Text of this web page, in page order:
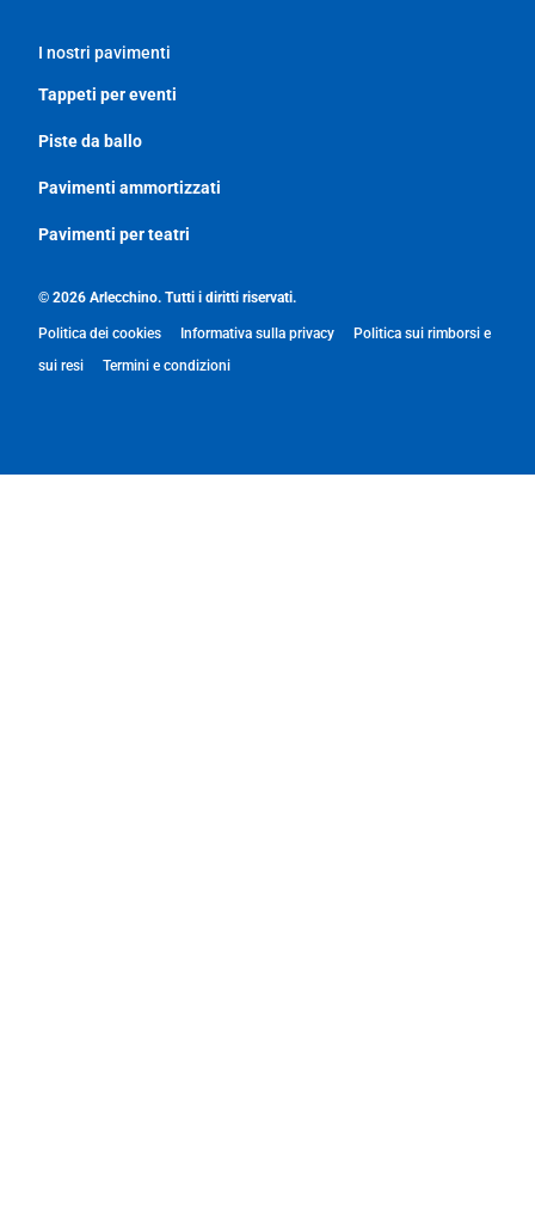
I nostri pavimenti
Tappeti per eventi
Piste da ballo
Pavimenti ammortizzati
Pavimenti per teatri
© 2026 Arlecchino. Tutti i diritti riservati.
Politica dei cookies Informativa sulla privacy
Politica sui rimborsi e
sui resi
Termini e condizioni